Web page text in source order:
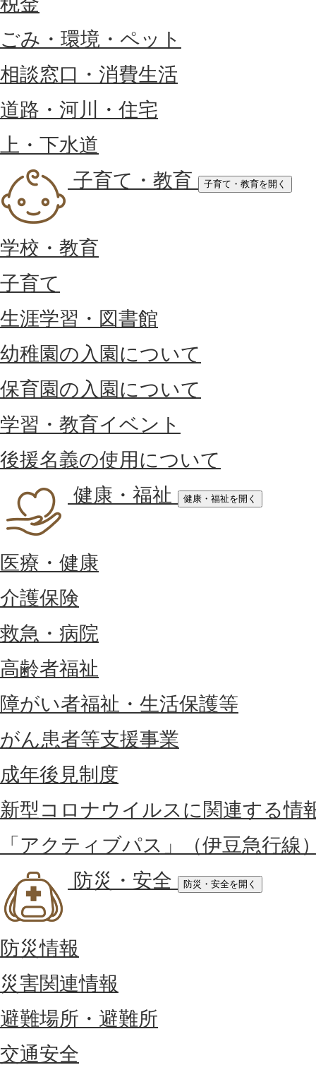
ごみ・環境・ペット
相談窓口・消費生活
道路・河川・住宅
上・下水道
子育て・教育
子育て・教育を開く
学校・教育
子育て
生涯学習・図書館
幼稚園の入園について
保育園の入園について
学習・教育イベント
後援名義の使用について
健康・福祉
健康・福祉を開く
医療・健康
介護保険
救急・病院
高齢者福祉
障がい者福祉・生活保護等
がん患者等支援事業
成年後見制度
新型コロナウイルスに関連する情
「アクティブパス」（伊豆急行線
防災・安全
防災・安全を開く
防災情報
災害関連情報
避難場所・避難所
交通安全